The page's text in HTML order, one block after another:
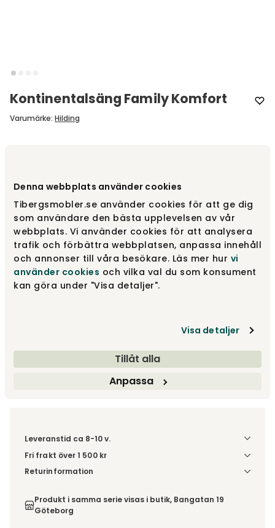
Denna webbplats använder cookies
Tibergsmobler.se använder cookies för att ge dig
som användare den bästa upplevelsen av vår
webbplats. Vi använder cookies för att analysera
trafik och förbättra webbplatsen, anpassa innehåll
och annonser till våra besökare. Läs mer hur vi
använder cookies och vilka val du som konsument
kan göra under "Visa detaljer".
Visa detaljer
Tillåt alla
Anpassa
Kontinentalsäng Family Komfort
Varumärke: Hilding
Gör dina val
Rekommenderade tillval
Rekommenderade tillval
Fri frakt över 1.500 kr Prisgaranti
Leveranstid ca 8-10 v.
Fri frakt över 1 500 kr
Välj utförande via 'Gör dina val' för fraktinformation på din
Returinformation
inte av ångerrätten.
Produkt i samma serie visas i butik, Bangatan 19
Göteborg